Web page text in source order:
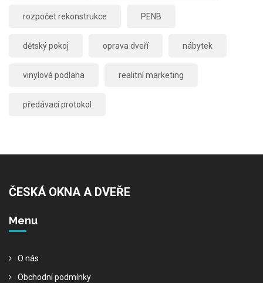
rozpočet rekonstrukce PENB
dětský pokoj oprava dveří nábytek
vinylová podlaha realitní marketing
předávací protokol
ČESKÁ OKNA A DVEŘE
Menu
O nás
Obchodní podmínky